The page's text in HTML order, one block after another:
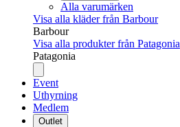
Alla varumärken
Visa alla kläder från Barbour
Barbour
Visa alla produkter från Patagonia
Patagonia
Event
Uthyrning
Medlem
Outlet